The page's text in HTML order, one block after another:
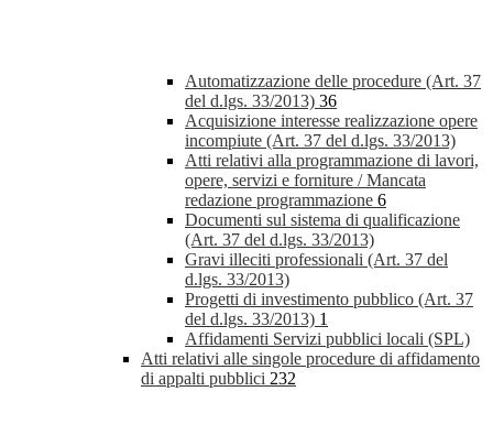
Automatizzazione delle procedure (Art. 37
del d.lgs. 33/2013) 36
Acquisizione interesse realizzazione opere
incompiute (Art. 37 del d.lgs. 33/2013)
Atti relativi alla programmazione di lavori,
opere, servizi e forniture / Mancata
redazione programmazione 6
Documenti sul sistema di qualificazione
(Art. 37 del d.lgs. 33/2013)
Gravi illeciti professionali (Art. 37 del
d.lgs. 33/2013)
Progetti di investimento pubblico (Art. 37
del d.lgs. 33/2013) 1
Affidamenti Servizi pubblici locali (SPL)
Atti relativi alle singole procedure di affidamento
di appalti pubblici 232